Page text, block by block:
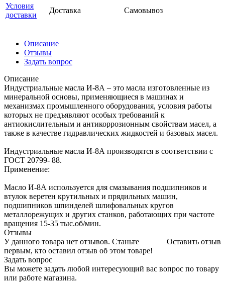
Условия
доставки
Доставка Самовывоз
Описание
Отзывы
Задать вопрос
Описание
Индустриальные масла И-8А – это масла изготовленные из
минеральной основы, применяющиеся в машинах и
механизмах промышленного оборудования, условия работы
которых не предъявляют особых требований к
антиокислительным и антикоррозионным свойствам масел, а
также в качестве гидравлических жидкостей и базовых масел.
Индустриальные масла И-8А производятся в соответствии с
ГОСТ 20799- 88.
Применение:
Масло И-8А используется для смазывания подшипников и
втулок веретен крутильных и прядильных машин,
подшипников шпинделей шлифовальных кругов
металлорежущих и других станков, работающих при частоте
вращения 15-35 тыс.об/мин.
Отзывы
Оставить отзыв
У данного товара нет отзывов. Станьте
первым, кто оставил отзыв об этом товаре!
Задать вопрос
Вы можете задать любой интересующий вас вопрос по товару
или работе магазина.